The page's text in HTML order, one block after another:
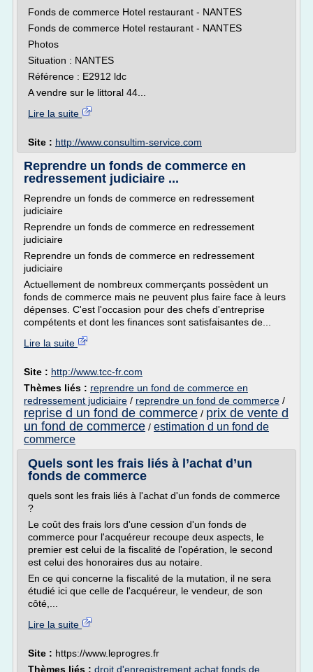
Fonds de commerce Hotel restaurant - NANTES
Fonds de commerce Hotel restaurant - NANTES
Photos
Situation : NANTES
Référence : E2912 ldc
A vendre sur le littoral 44...
Lire la suite
Site : http://www.consultim-service.com
Reprendre un fonds de commerce en
redressement judiciaire ...
Reprendre un fonds de commerce en redressement
judiciaire
Reprendre un fonds de commerce en redressement
judiciaire
Reprendre un fonds de commerce en redressement
judiciaire
Actuellement de nombreux commerçants possèdent un
fonds de commerce mais ne peuvent plus faire face à leurs
dépenses. C'est l'occasion pour des chefs d'entreprise
compétents et dont les finances sont satisfaisantes de...
Lire la suite
Site : http://www.tcc-fr.com
Thèmes liés : reprendre un fond de commerce en
redressement judiciaire / reprendre un fond de commerce /
reprise d un fond de commerce / prix de vente d
un fond de commerce / estimation d un fond de
commerce
Quels sont les frais liés à l’achat d’un
fonds de commerce
quels sont les frais liés à l'achat d'un fonds de commerce
?
Le coût des frais lors d'une cession d'un fonds de
commerce pour l'acquéreur recoupe deux aspects, le
premier est celui de la fiscalité de l'opération, le second
est celui des honoraires dus au notaire.
En ce qui concerne la fiscalité de la mutation, il ne sera
étudié ici que celle de l'acquéreur, le vendeur, de son
côté,...
Lire la suite
Site : https://www.leprogres.fr
Thèmes liés : droit d'enregistrement achat fonds de